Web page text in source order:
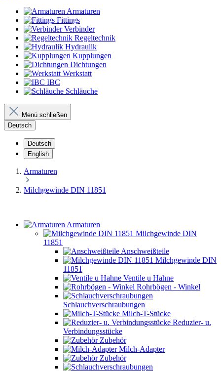
Armaturen
Fittings
Verbinder
Regeltechnik
Hydraulik
Kupplungen
Dichtungen
Werkstatt
IBC
Schläuche
Menü schließen
Deutsch
Deutsch
English
Armaturen
Milchgewinde DIN 11851
Armaturen
Milchgewinde DIN
11851
Anschweißteile
Milchgewinde DIN
11851
Ventile u Hahne
Rohrbögen - Winkel
Schlauchverschraubungen
Milch-T-Stücke
Reduzier- u.
Verbindungsstücke
Zubehör
Milch-Adapter
Zubehör